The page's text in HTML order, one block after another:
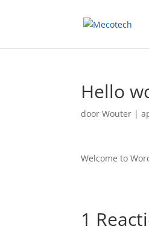
Hello
doorWouter |
Welcome to
1